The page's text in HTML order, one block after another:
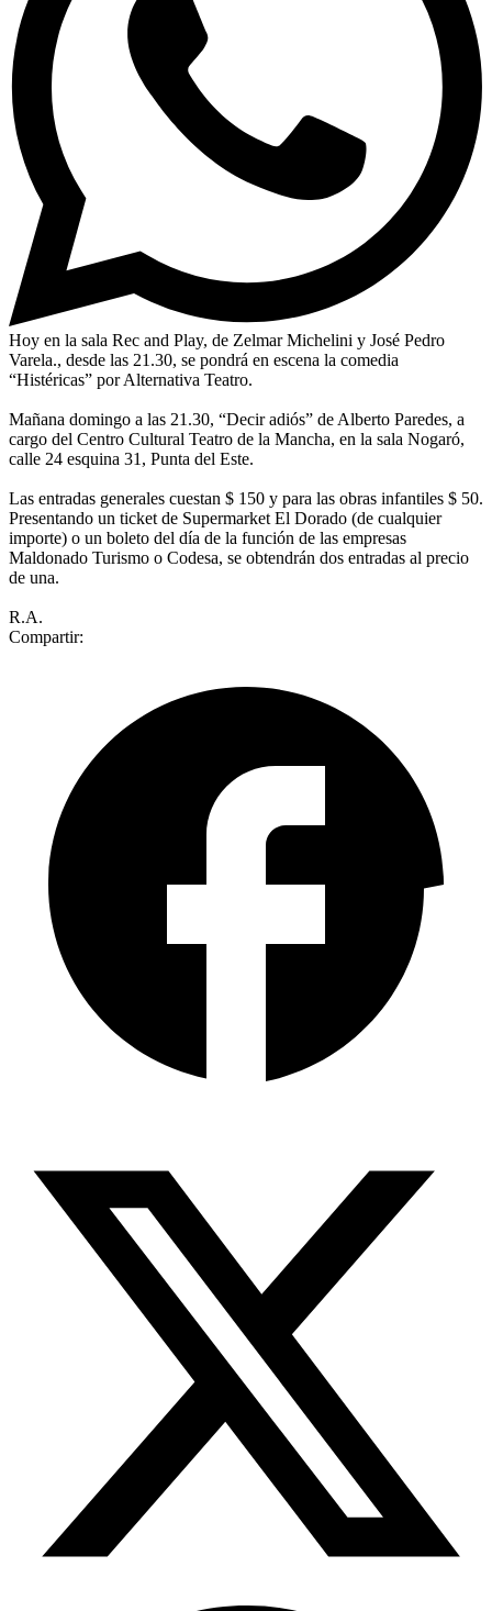
Hoy en la sala Rec and Play, de Zelmar Michelini y José Pedro
Varela., desde las 21.30, se pondrá en escena la comedia
“Histéricas” por Alternativa Teatro.
Mañana domingo a las 21.30, “Decir adiós” de Alberto Paredes, a
cargo del Centro Cultural Teatro de la Mancha, en la sala Nogaró,
calle 24 esquina 31, Punta del Este.
Las entradas generales cuestan $ 150 y para las obras infantiles $ 50.
Presentando un ticket de Supermarket El Dorado (de cualquier
importe) o un boleto del día de la función de las empresas
Maldonado Turismo o Codesa, se obtendrán dos entradas al precio
de una.
R.A.
Compartir: